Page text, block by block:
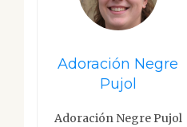
Adoración Negre
Pujol
Adoración Negre Pujol